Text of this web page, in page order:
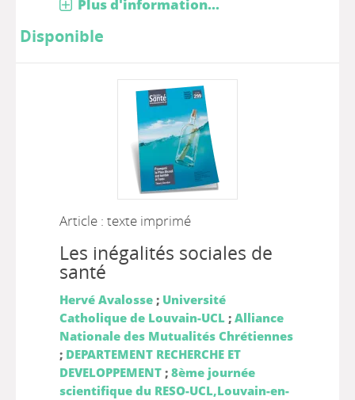
Plus d'information...
Disponible
Article : texte imprimé
Les inégalités sociales de
santé
Hervé Avalosse; Université
Catholique de Louvain-UCL; Alliance
Nationale des Mutualités Chrétiennes
; DEPARTEMENT RECHERCHE ET
DEVELOPPEMENT; 8ème journée
scientifique du RESO-UCL,Louvain-en-